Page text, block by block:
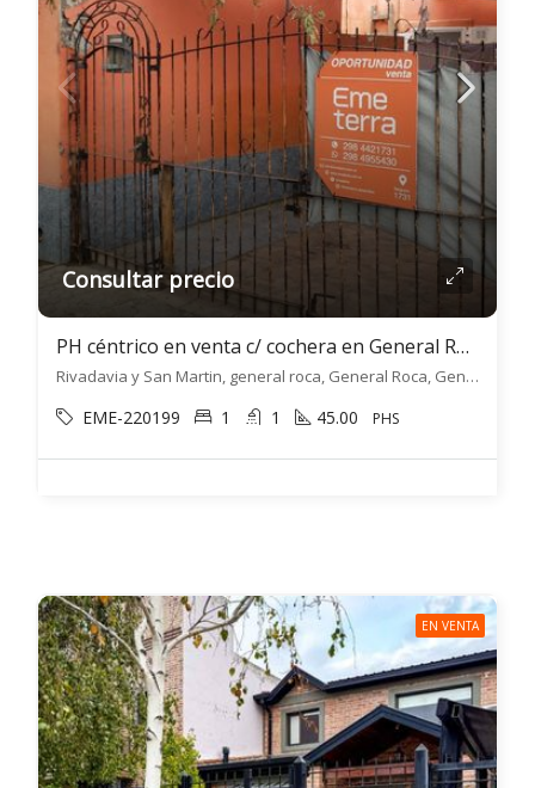
Consultar precio
PH céntrico en venta c/ cochera en General Roca
Rivadavia y San Martin, general roca, General Roca, General Roca
EME-220199 1 1 45.00 PHS
EN VENTA